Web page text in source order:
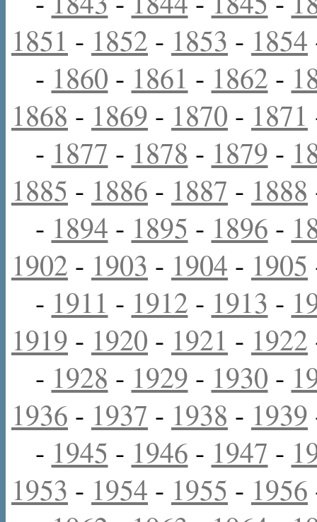
1851 - 1852 - 1853 - 1854
- 1860 - 1861 - 1862 -
1868 - 1869 - 1870 - 1871
- 1877 - 1878 - 1879 -
1885 - 1886 - 1887 - 1888
- 1894 - 1895 - 1896 -
1902 - 1903 - 1904 - 1905
- 1911 - 1912 - 1913 -
1919 - 1920 - 1921 - 1922
- 1928 - 1929 - 1930 -
1936 - 1937 - 1938 - 1939
- 1945 - 1946 - 1947 -
1953 - 1954 - 1955 - 1956